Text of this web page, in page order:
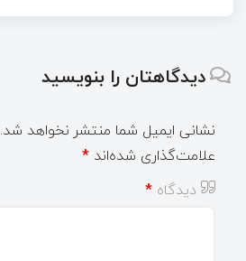
دیدگاهتان را بنویسید
نشانی ایمیل شما منتشر نخواهد شد.
علامت‌گذاری شده‌اند *
دیدگاه *